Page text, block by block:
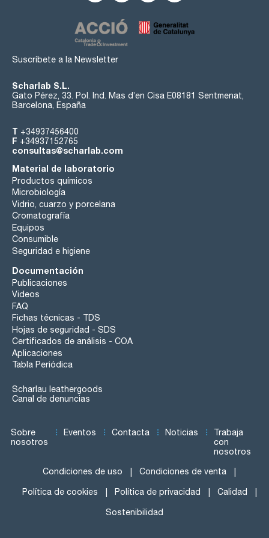
Suscríbete a la Newsletter
Scharlab S.L.
Gato Pérez, 33. Pol. Ind. Mas d’en Cisa E08181 Sentmenat,
Barcelona, España
T +34937456400
F +34937152765
consultas@scharlab.com
Material de laboratorio
Productos químicos
Microbiología
Vidrio, cuarzo y porcelana
Cromatografía
Equipos
Consumible
Seguridad e higiene
Documentación
Publicaciones
Videos
FAQ
Fichas técnicas - TDS
Hojas de seguridad - SDS
Certificados de análisis - COA
Aplicaciones
Tabla Periódica
Scharlau leathergoods
Canal de denuncias
Sobre
nosotros
Eventos Contacta Noticias
Trabaja
con
nosotros
Condiciones de uso Condiciones de venta
Política de cookies Política de privacidad Calidad
Sostenibilidad